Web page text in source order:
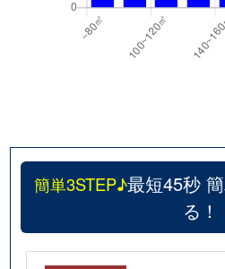
簡単3STEP♪最短45秒
る！